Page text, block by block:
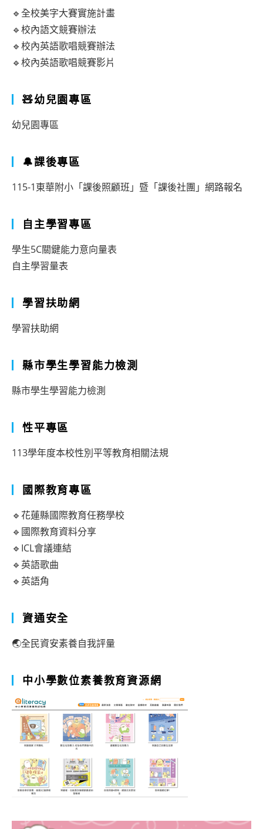
力
大
賽」
🔹全校美字大賽實施計畫
🔹校內語文競賽辦法
🔹校內英語歌唱競賽辦法
🔹校內英語歌唱競賽影片
🧸幼兒園專區
幼兒園專區
🔔課後專區
115-1東華附小「課後照顧班」暨「課後社團」網路報名
自主學習專區
學生5C關鍵能力意向量表
自主學習量表
學習扶助網
學習扶助網
縣市學生學習能力檢測
縣市學生學習能力檢測
性平專區
113學年度本校性別平等教育相關法規
國際教育專區
🔹花蓮縣國際教育任務學校
🔹國際教育資料分享
🔹ICL會議連結
🔹英語歌曲
🔹英語角
資通安全
🌏全民資安素養自我評量
中小學數位素養教育資源網